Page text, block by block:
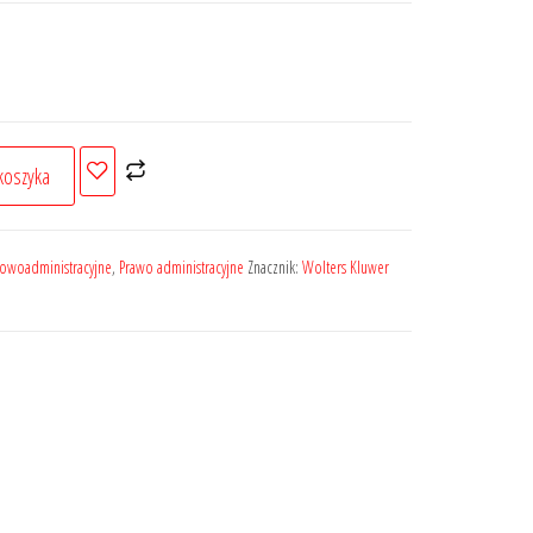
, Prawo administracyjne Znacznik: Wolters Kluwer